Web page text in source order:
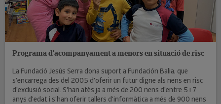
Programa d'acompanyament a menors en situació de risc
La Fundació Jesús Serra dona suport a Fundación Balia, que
s'encarrega des del 2005 d'oferir un futur digne als nens en risc
d'exclusió social. S'han atès ja a més de 200 nens d'entre 5 i 7
anys d'edat i s'han oferir tallers d'informàtica a més de 900 nens